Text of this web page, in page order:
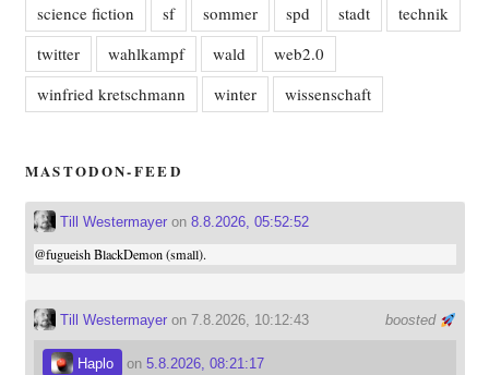
science fiction
sf sommer spd stadt
technik
twitter
wahlkampf wald
web2.0
winfried kretschmann
winter wissenschaft
MASTODON-FEED
Till Westermayeron 8.8.2026, 05:52:52
@fugueishBlackDemon (small).
boosted
Till Westermayeron 7.8.2026, 10:12:43
Haplo on 5.8.2026, 08:21:17